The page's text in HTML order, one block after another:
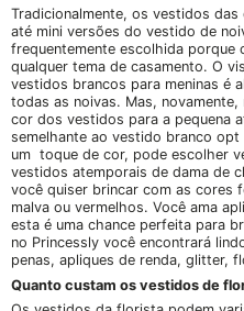
Tradicionalmente, os vestidos
até mini versões do vestido de
frequentemente escolhida porque
qualquer tema de casamento. O
vestidos brancos para meninas é
todas as noivas. Mas,
cor dos vestidos para a pequena
semelhante ao vestido branco
um toque de cor, pode escolher
vestidos atemporais de dama de
você quiser brincar com as cores
malva ou vermelhos. Você ama
esta é uma chance perfeita para
no Princessly você encontrará
penas, apliques de renda, glitter,
Quanto custam os vestidos de